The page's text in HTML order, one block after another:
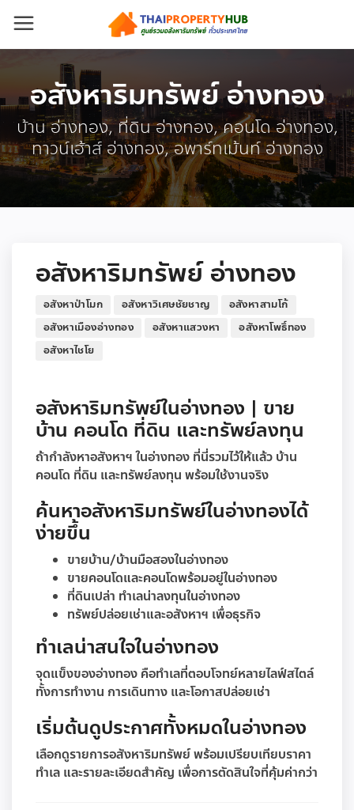
อสังหาริมทรัพย์ อ่างทอง
บ้าน อ่างทอง, ที่ดิน อ่างทอง, คอนโด อ่างทอง,
ทาวน์เฮ้าส์ อ่างทอง, อพาร์ทเม้นท์ อ่างทอง
อสังหาริมทรัพย์ อ่างทอง
อสังหาป่าโมก อสังหาวิเศษชัยชาญ
อสังหาสามโก้
อสังหาเมืองอ่างทอง
อสังหาแสวงหา
อสังหาโพธิ์ทอง
อสังหาไชโย
อสังหาริมทรัพย์ในอ่างทอง | ขาย
บ้าน คอนโด ที่ดิน และทรัพย์ลงทุน
ถ้ากำลังหาอสังหาฯ ในอ่างทอง ที่นี่รวมไว้ให้แล้ว บ้าน
คอนโด ที่ดิน และทรัพย์ลงทุน พร้อมใช้งานจริง
ค้นหาอสังหาริมทรัพย์ในอ่างทองได้
ง่ายขึ้น
ขายบ้าน/บ้านมือสองในอ่างทอง
ขายคอนโดและคอนโดพร้อมอยู่ในอ่างทอง
ที่ดินเปล่า ทำเลน่าลงทุนในอ่างทอง
ทรัพย์ปล่อยเช่าและอสังหาฯ เพื่อธุรกิจ
ทำเลน่าสนใจในอ่างทอง
จุดแข็งของอ่างทอง คือทำเลที่ตอบโจทย์หลายไลฟ์สไตล์
ทั้งการทำงาน การเดินทาง และโอกาสปล่อยเช่า
เริ่มต้นดูประกาศทั้งหมดในอ่างทอง
เลือกดูรายการอสังหาริมทรัพย์ พร้อมเปรียบเทียบราคา
ทำเล และรายละเอียดสำคัญ เพื่อการตัดสินใจที่คุ้มค่ากว่า